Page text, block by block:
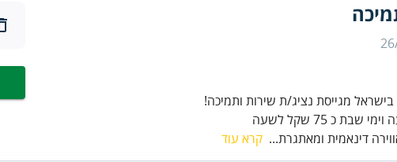
דינאמית ומאתגרת... קרא עוד